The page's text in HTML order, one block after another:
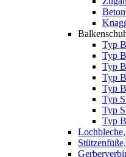
Typ
Typ
Typ
Typ
Typ
Typ
Typ
Typ